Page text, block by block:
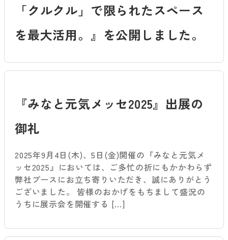
「クルクル」で限られたスペース
を最大活用。』を公開しました。
『みなと元気メッセ2025』出展の
御礼
2025年9月4日(木)、5日(金)開催の『みなと元気メ
ッセ2025』においては、ご多忙の折にもかかわらず
弊社ブースにお立ち寄りいただき、誠にありがとう
ございました。 皆様のおかげをもちまして盛況の
うちに展示会を開催する […]